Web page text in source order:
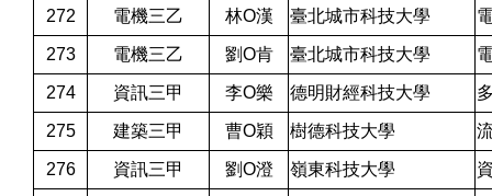
272 電機三乙 林O漢 臺北城市科技大學
273 電機三乙 劉O肯 臺北城市科技大學
274 資訊三甲 李O樂 德明財經科技大學
275 建築三甲 曹O穎 樹德科技大學
276 資訊三甲 劉O澄 嶺東科技大學